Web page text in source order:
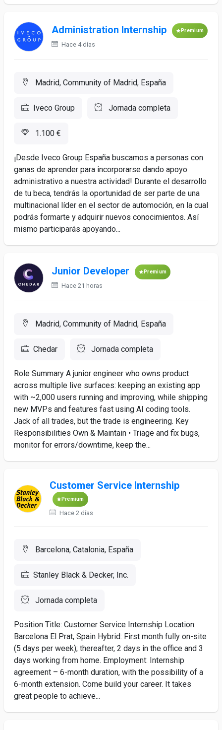
Administration Internship Premium
Hace 4 días
Madrid, Community of Madrid, España
Iveco Group Jornada completa
1.100 €
¡Desde Iveco Group España buscamos a personas con
ganas de aprender para incorporarse dando apoyo
administrativo a nuestra actividad! Durante el desarrollo
de tu beca, tendrás la oportunidad de ser parte de una
multinacional líder en el sector de automoción, en la cual
podrás formarte y adquirir nuevos conocimientos. Así
mismo participarás apoyando...
Junior Developer Premium
Hace 21 horas
Madrid, Community of Madrid, España
Chedar Jornada completa
Role Summary A junior engineer who owns product
across multiple live surfaces: keeping an existing app
with ~2,000 users running and improving, while shipping
new MVPs and features fast using AI coding tools.
Jack of all trades, but the trade is engineering. Key
Responsibilities Own & Maintain • Triage and fix bugs,
monitor for errors/downtime, keep the...
Customer Service Internship
Premium
Hace 2 días
Barcelona, Catalonia, España
Stanley Black & Decker, Inc.
Jornada completa
Position Title: Customer Service Internship Location:
Barcelona El Prat, Spain Hybrid: First month fully on-site
(5 days per week); thereafter, 2 days in the office and 3
days working from home. Employment: Internship
agreement – 6-month duration, with the possibility of a
6-month extension. Come build your career. It takes
great people to achieve...